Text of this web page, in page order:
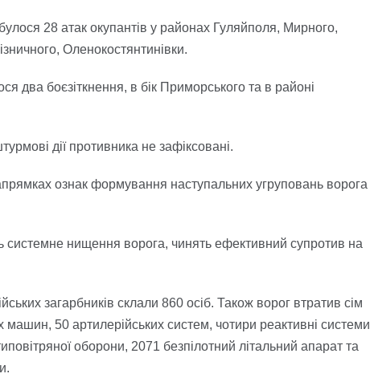
28 атак окупантів у районах Гуляйполя, Мирного,
Оленокостянтинівки.
два боєзіткнення, в бік Приморського та в районі
дії противника не зафіксовані.
ознак формування наступальних угруповань ворога
системне нищення ворога, чинять ефективний супротив на
загарбників склали 860 осіб. Також ворог втратив сім
машин, 50 артилерійських систем, чотири реактивні системи
оборони, 2071 безпілотний літальний апарат та